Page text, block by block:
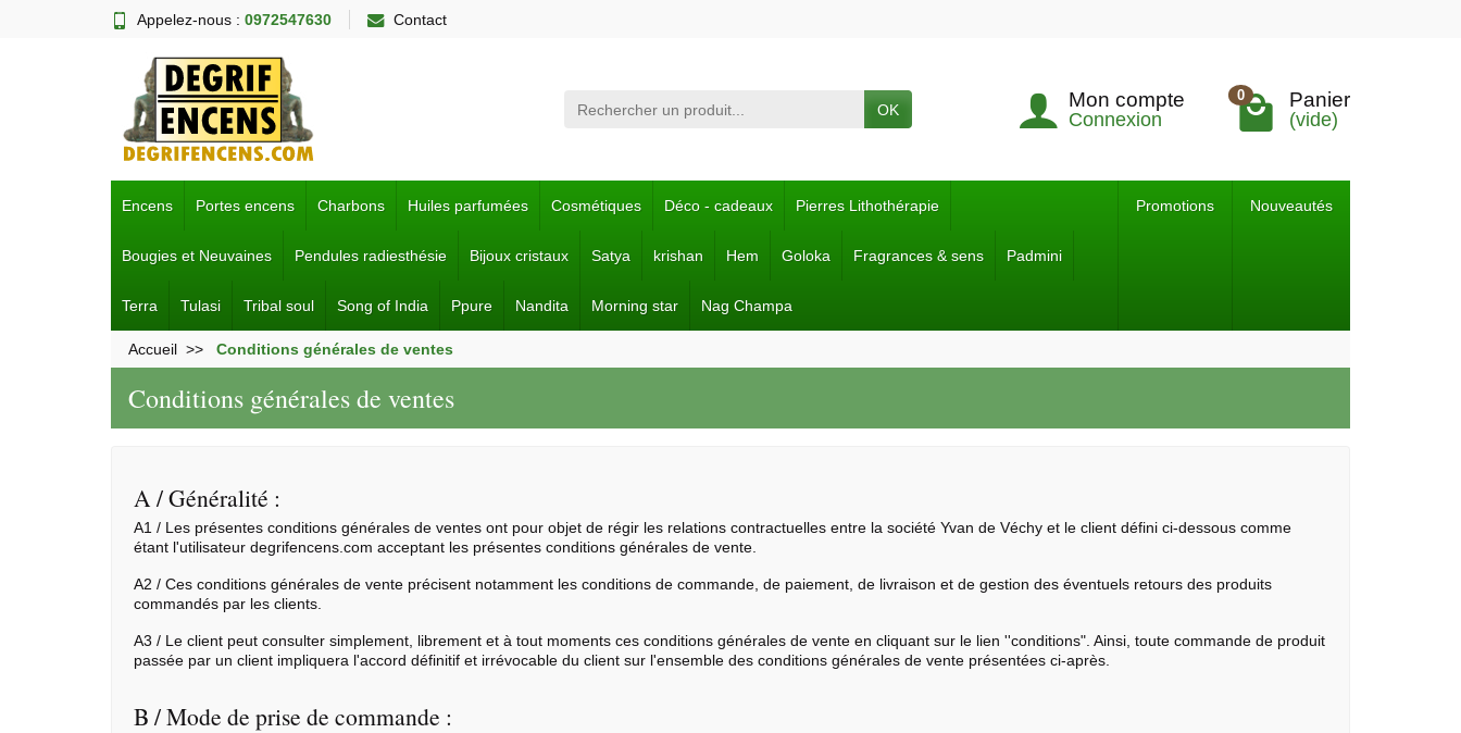
Appelez-nous : 0972547630 Contact
OK Mon compte
Connexion
0 Panier
(vide)
Encens Portes encens Charbons Huiles parfumées Cosmétiques Déco - cadeaux Pierres Lithothérapie
Bougies et Neuvaines Pendules radiesthésie Bijoux cristaux Satya krishan Hem Goloka Fragrances & sens Padmini
Terra Tulasi Tribal soul Song of India Ppure Nandita Morning star Nag Champa
Promotions Nouveautés
Accueil Conditions générales de ventes
Conditions générales de ventes
A / Généralité :
A1 / Les présentes conditions générales de ventes ont pour objet de régir les relations contractuelles entre la société Yvan de Véchy et le client défini ci-dessous comme
étant l'utilisateur degrifencens.com acceptant les présentes conditions générales de vente.
A2 / Ces conditions générales de vente précisent notamment les conditions de commande, de paiement, de livraison et de gestion des éventuels retours des produits
commandés par les clients.
A3 / Le client peut consulter simplement, librement et à tout moments ces conditions générales de vente en cliquant sur le lien ''conditions". Ainsi, toute commande de produit
passée par un client impliquera l'accord définitif et irrévocable du client sur l'ensemble des conditions générales de vente présentées ci-après.
B / Mode de prise de commande :